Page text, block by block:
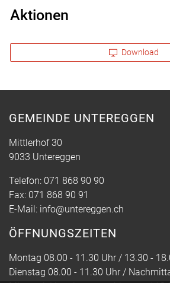
Aktionen
Download
GEMEINDE UNTEREGGEN
Mittlerhof 30
9033 Untereggen
Telefon: 071 868 90 90
Fax: 071 868 90 91
E-Mail: info@untereggen.ch
ÖFFNUNGSZEITEN
Montag 08.00 - 11.30 Uhr / 13.30 -
Dienstag 08.00 - 11.30 Uhr /